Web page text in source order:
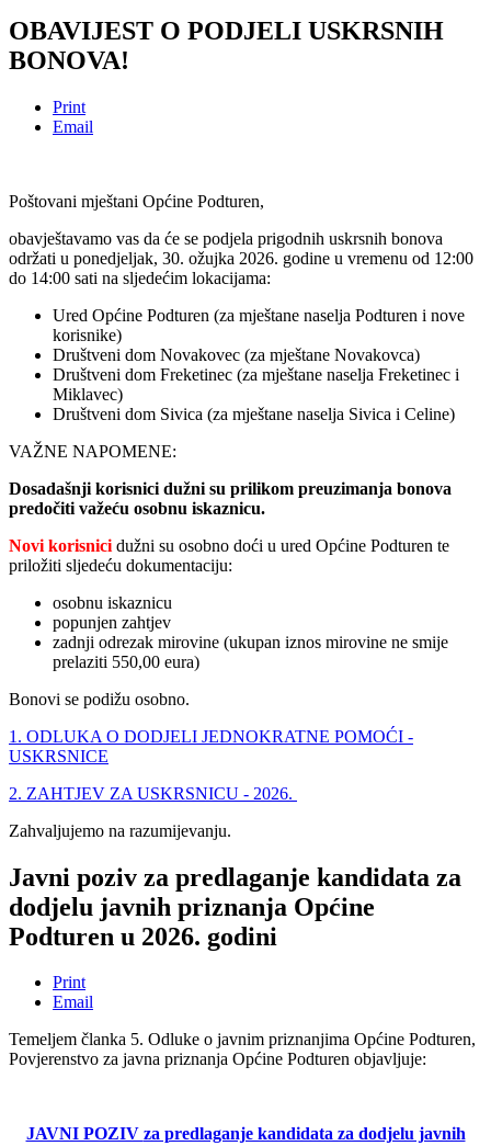
OBAVIJEST O PODJELI USKRSNIH
BONOVA!
Print
Email
Poštovani mještani Općine Podturen,
obavještavamo vas da će se podjela prigodnih uskrsnih bonova
održati u ponedjeljak, 30. ožujka 2026. godine u vremenu od 12:00
do 14:00 sati na sljedećim lokacijama:
Ured Općine Podturen (za mještane naselja Podturen i nove
korisnike)
Društveni dom Novakovec (za mještane Novakovca)
Društveni dom Freketinec (za mještane naselja Freketinec i
Miklavec)
Društveni dom Sivica (za mještane naselja Sivica i Celine)
VAŽNE NAPOMENE:
Dosadašnji korisnici dužni su prilikom preuzimanja bonova
predočiti važeću osobnu iskaznicu.
Novi korisnici dužni su osobno doći u ured Općine Podturen te
priložiti sljedeću dokumentaciju:
osobnu iskaznicu
popunjen zahtjev
zadnji odrezak mirovine (ukupan iznos mirovine ne smije
prelaziti 550,00 eura)
Bonovi se podižu osobno.
1. ODLUKA O DODJELI JEDNOKRATNE POMOĆI -
USKRSNICE
2. ZAHTJEV ZA USKRSNICU - 2026.
Zahvaljujemo na razumijevanju.
Javni poziv za predlaganje kandidata za
dodjelu javnih priznanja Općine
Podturen u 2026. godini
Print
Email
Temeljem članka 5. Odluke o javnim priznanjima Općine Podturen,
Povjerenstvo za javna priznanja Općine Podturen objavljuje:
JAVNI POZIV za predlaganje kandidata za dodjelu javnih